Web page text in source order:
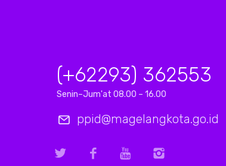
(+62293) 362553
Senin–Jum'at 08.00 – 16.00
ppid@magelangkota.go.id